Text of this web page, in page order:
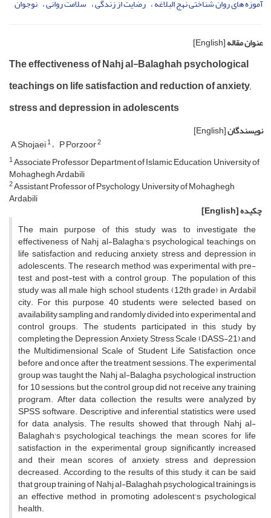
آموزه های روان شناختی نهج البلاغه رضایت از زندگی سلامت روانی نوجوان
عنوان مقاله[English]
The effectiveness of Nahj al-Balaghah psychological
teachings on life satisfaction and reduction of anxiety,
stress and depression in adolescents
نویسندگان[English]
A Shojaei1 P Porzoor2
1Associate Professor, Department of Islamic Education, University of
Mohaghegh Ardabili
2Assistant Professor of Psychology, University of Mohaghegh
Ardabili
چکیده[English]
The main purpose of this study was to investigate the
effectiveness of Nahj al-Balagha's psychological teachings on
life satisfaction and reducing anxiety, stress and depression in
adolescents. The research method was experimental with pre-
test and post-test with a control group. The population of this
study was all male high school students (12th grade) in Ardabil
city. For this purpose, 40 students were selected based on
availability sampling and randomly divided into experimental and
control groups. The students participated in this study by
completing the Depression, Anxiety, Stress Scale (DASS-21) and
the Multidimensional Scale of Student Life Satisfaction, once
before and once after the treatment sessions. The experimental
group was taught the Nahj al-Balagha psychological instruction
for 10 sessions, but the control group did not receive any training
program. After data collection, the results were analyzed by
SPSS software. Descriptive and inferential statistics were used
for data analysis. The results showed that through Nahj al-
Balaghah's psychological teachings, the mean scores for life
satisfaction in the experimental group significantly increased
and their mean scores of anxiety, stress and depression
decreased. According to the results of this study, it can be said
that group training of Nahj al-Balaghah psychological trainings is
an effective method in promoting adolescent's psychological
health.